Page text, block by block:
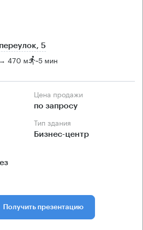
5
→ 470 м ~5 мин
Цена продажи
по запросу
Тип здания
Бизнес-центр
Получить презентацию